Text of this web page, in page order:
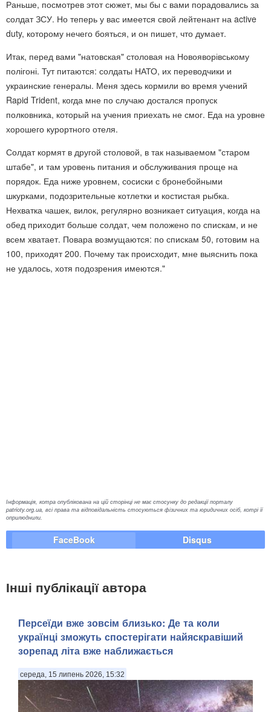
Раньше, посмотрев этот сюжет, мы бы с вами порадовались за
солдат ЗСУ. Но теперь у вас имеется свой лейтенант на active
duty, которому нечего бояться, и он пишет, что думает.
Итак, перед вами "натовская" столовая на Новояворівському
полігоні. Тут питаются: солдаты НАТО, их переводчики и
украинские генералы. Меня здесь кормили во время учений
Rapid Trident, когда мне по случаю достался пропуск
полковника, который на учения приехать не смог. Еда на уровне
хорошего курортного отеля.
Солдат кормят в другой столовой, в так называемом "старом
штабе", и там уровень питания и обслуживания проще на
порядок. Еда ниже уровнем, сосиски с бронебойными
шкурками, подозрительные котлетки и костистая рыбка.
Нехватка чашек, вилок, регулярно возникает ситуация, когда на
обед приходит больше солдат, чем положено по спискам, и не
всем хватает. Повара возмущаются: по спискам 50, готовим на
100, приходят 200. Почему так происходит, мне выяснить пока
не удалось, хотя подозрения имеются."
Інформація, котра опублікована на цій сторінці не має стосунку до редакції порталу
patrioty.org.ua, всі права та відповідальність стосуються фізичних та юридичних осіб, котрі її
оприлюднили.
FaceBook Disqus
Інші публікації автора
Персеїди вже зовсім близько: Де та коли
українці зможуть спостерігати найяскравіший
зорепад літа вже наближається
середа, 15 липень 2026, 15:32